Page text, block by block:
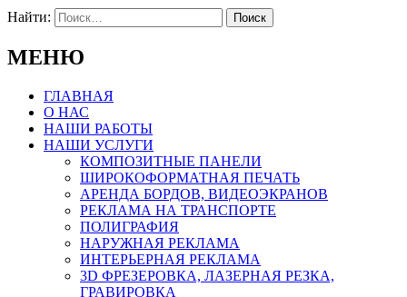
Найти:
МЕНЮ
ГЛАВНАЯ
О НАС
НАШИ РАБОТЫ
НАШИ УСЛУГИ
КОМПОЗИТНЫЕ ПАНЕЛИ
ШИРОКОФОРМАТНАЯ ПЕЧАТЬ
АРЕНДА БОРДОВ, ВИДЕОЭКРАНОВ
РЕКЛАМА НА ТРАНСПОРТЕ
ПОЛИГРАФИЯ
НАРУЖНАЯ РЕКЛАМА
ИНТЕРЬЕРНАЯ РЕКЛАМА
3D ФРЕЗЕРОВКА, ЛАЗЕРНАЯ РЕЗКА,
ГРАВИРОВКА